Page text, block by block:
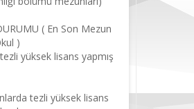
( En Son Mezun
)
yüksek lisans yapmış
tezli yüksek lisans